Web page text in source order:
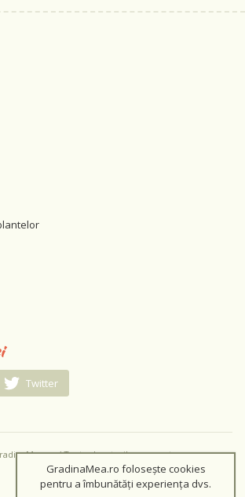
Twitter
/ Toate drepturile rezervate
GradinaMea.ro folosește cookies
pentru a îmbunătăți experiența dvs.